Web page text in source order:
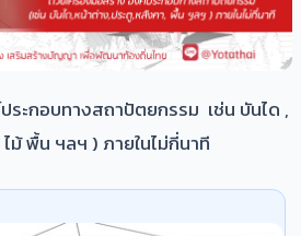
ระกอบทางสถาปัตยกรรม เช่น บันได ,
ม้ พื้น ฯลฯ ) ภายในไม่กี่นาที